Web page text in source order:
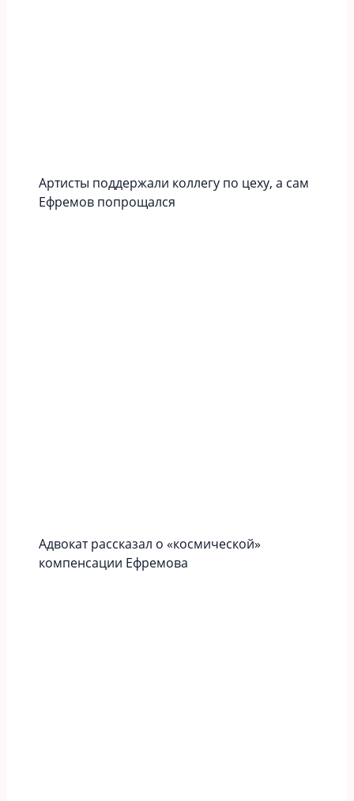
Артисты поддержали коллегу по цеху, а сам
Ефремов попрощался
Адвокат рассказал о «космической»
компенсации Ефремова